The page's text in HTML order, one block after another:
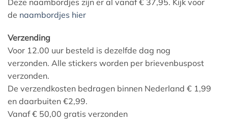
de naambordjes hier
Verzending
Voor 12.00 uur besteld is dezelfde dag nog
verzonden. Alle stickers worden per brievenbuspost
verzonden.
De verzendkosten bedragen binnen Nederland € 1,99
en daarbuiten €2,99.
Vanaf € 50,00 gratis verzonden